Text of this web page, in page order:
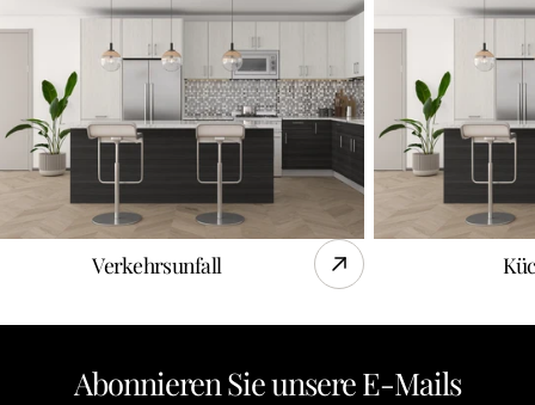
Verkehrsunfall
Abonnieren Sie unsere E-Mails